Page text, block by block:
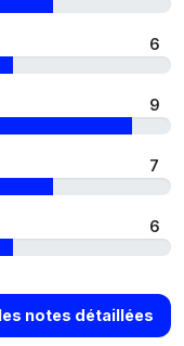
6
9
7
6
notes détaillées